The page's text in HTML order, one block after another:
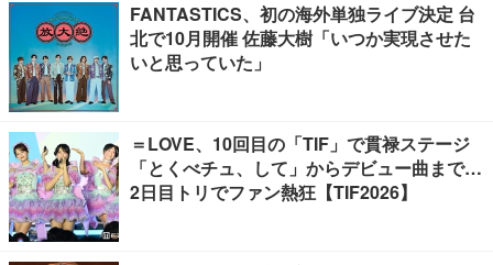
FANTASTICS、初の海外単独ライブ決定 台
北で10月開催 佐藤大樹「いつか実現させた
いと思っていた」
＝LOVE、10回目の「TIF」で貫禄ステージ
「とくべチュ、して」からデビュー曲まで…
2日目トリでファン熱狂【TIF2026】